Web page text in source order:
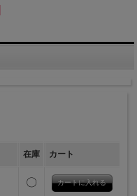
在庫 カート
〇